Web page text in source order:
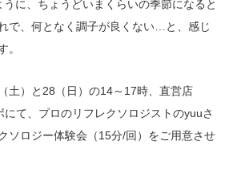
に、ちょうどいまくらいの季節になると
で、何となく調子が良くない…と、感じ
。
土）と28（日）の14～17時、直営店
て、プロのリフレクソロジストのyuuさ
ソロジー体験会（15分/回）をご用意させ